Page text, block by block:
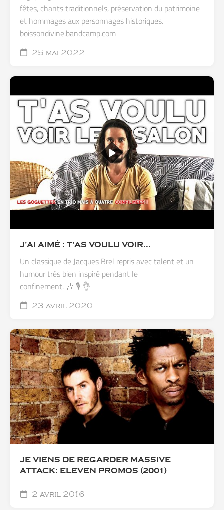
fêtes, chants traditionnels, préservation du patrimoine
et hommages aux personnages historiques.
boissondivine.bandcamp.com
25 mai 2022
J'AI AIMÉ : T'AS VOULU VOIR…
Un classique de Jacques Brel repris avec talent et un
humour très bien inspiré pendant le
confinement. 🎶 🎙️ 👌
23 avril 2020
JE VIENS DE REGARDER MASSIVE
ATTACK: ELEVEN PROMOS (2001)
2 avril 2016